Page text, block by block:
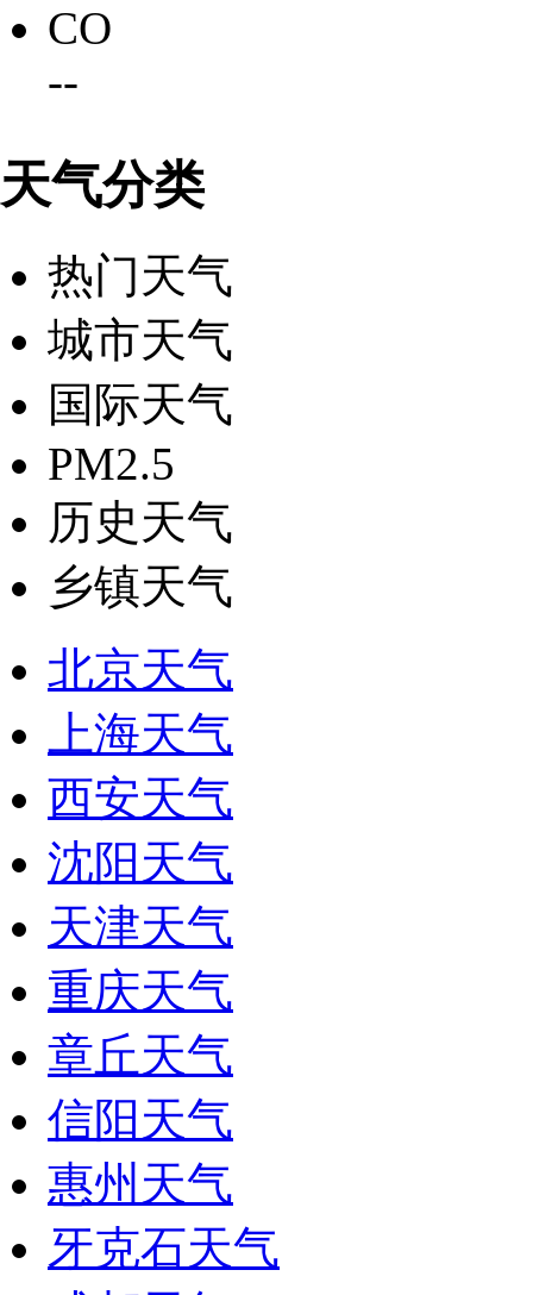
CO
--
天气分类
热门天气
城市天气
国际天气
PM2.5
历史天气
乡镇天气
北京天气
上海天气
西安天气
沈阳天气
天津天气
重庆天气
章丘天气
信阳天气
惠州天气
牙克石天气